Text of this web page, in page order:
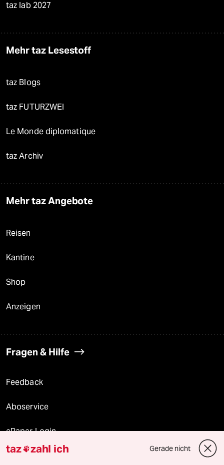
taz lab 2027
Mehr taz Lesestoff
taz Blogs
taz FUTURZWEI
Le Monde diplomatique
taz Archiv
Mehr taz Angebote
Reisen
Kantine
Shop
Anzeigen
Fragen & Hilfe
Feedback
Aboservice
ePaper Login
Downloads für Abonnierende
taz zahl ich Gerade nicht